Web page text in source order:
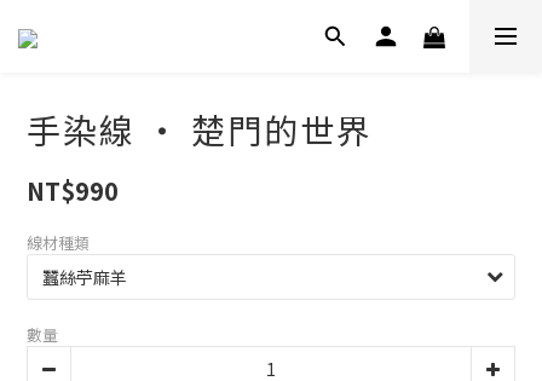
手染線 ‧ 楚門的世界
NT$990
線材種類
數量